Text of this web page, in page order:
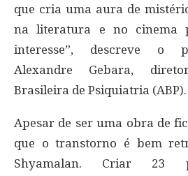
que cria uma aura de
na literatura e no cinema
interesse”, descreve o
Alexandre Gebara,
Brasileira de Psiquiatria (ABP).
Apesar de ser uma obra de
que o transtorno é bem
Shyamalan. Criar 23